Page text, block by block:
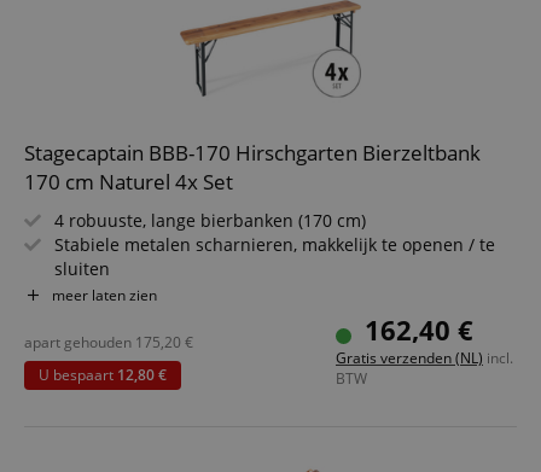
Stagecaptain BBB-170 Hirschgarten Bierzeltbank
170 cm Naturel 4x Set
4 robuuste, lange bierbanken (170 cm)
Stabiele metalen scharnieren, makkelijk te openen / te
sluiten
Gelakte oppervlakte, onderzijde onbehandeld
Eenvoudig opvouwbaar, dus makkelijk op te bergen en te
vervoeren
Donkergroen gelakte stalen frames
Zitting van hout
meer laten zien
162,40 €
Gratis verzenden (NL) incl.
BTW
apart gehouden 175,20 €
U bespaart 12,80 €